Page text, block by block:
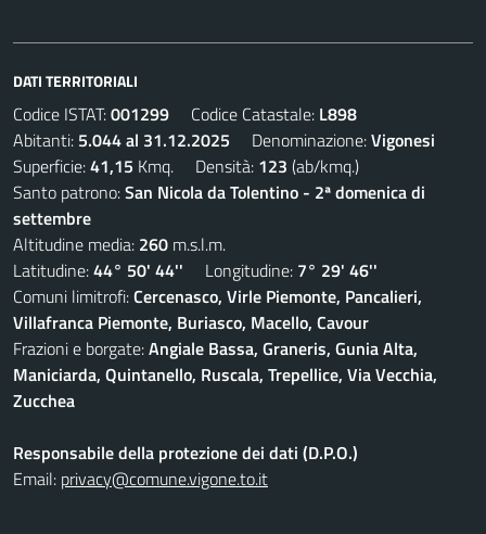
DATI TERRITORIALI
Codice ISTAT:001299 Codice Catastale: L898
Abitanti: 5.044 al 31.12.2025 Denominazione:Vigonesi
Superficie:41,15 Kmq. Densità: 123 (ab/kmq.)
Santo patrono:San Nicola da Tolentino - 2ª domenica di
settembre
Altitudine media: 260 m.s.l.m.
Latitudine:44° 50' 44'' Longitudine: 7° 29' 46''
Comuni limitrofi:Cercenasco, Virle Piemonte, Pancalieri,
Villafranca Piemonte, Buriasco, Macello, Cavour
Frazioni e borgate:Angiale Bassa, Graneris, Gunia Alta,
Maniciarda, Quintanello, Ruscala, Trepellice, Via Vecchia,
Zucchea
Responsabile della protezione dei dati (D.P.O.)
Email: privacy@comune.vigone.to.it